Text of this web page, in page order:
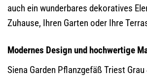
auch ein wunderbares dekoratives
Zuhause, Ihren Garten oder Ihre
Modernes Design und hochwertige
Siena Garden Pflanzgefäß Triest Grau